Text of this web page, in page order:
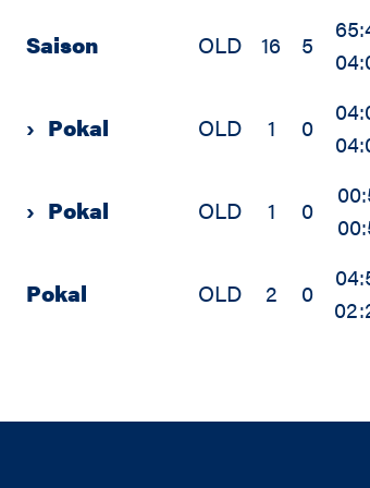
Saison OLD 16 5
› Pokal OLD 1 0
› Pokal OLD 1 0
Pokal OLD 2 0